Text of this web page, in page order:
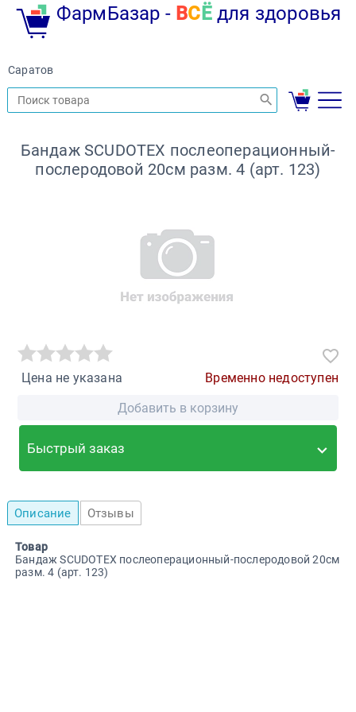
ФармБазар - ВС Ёдля здоровья
Саратов
Бандаж SCUDOTEX послеоперационный-
послеродовой 20см разм. 4 (арт. 123)
Цена не указана
Временно недоступен
Добавить в корзину
Быстрый заказ
Описание Отзывы
Товар
Бандаж SCUDOTEX послеоперационный-послеродовой 20см
разм. 4 (арт. 123)